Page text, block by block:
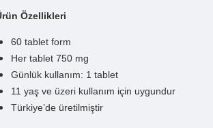
Özellikleri
60 tablet form
Her tablet 750 mg
Günlük kullanım: 1 tablet
11 yaş ve üzeri kullanım için uygundur
Türkiye’de üretilmiştir